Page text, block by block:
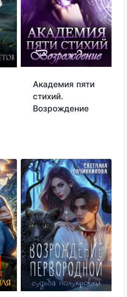
Академия пяти
стихий.
Возрождение